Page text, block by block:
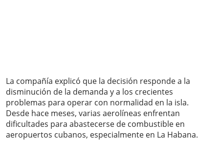
La compañía explicó que la decisión responde a la
disminución de la demanda y a los crecientes
problemas para operar con normalidad en la isla.
Desde hace meses, varias aerolíneas enfrentan
dificultades para abastecerse de combustible en
aeropuertos cubanos, especialmente en La Habana.